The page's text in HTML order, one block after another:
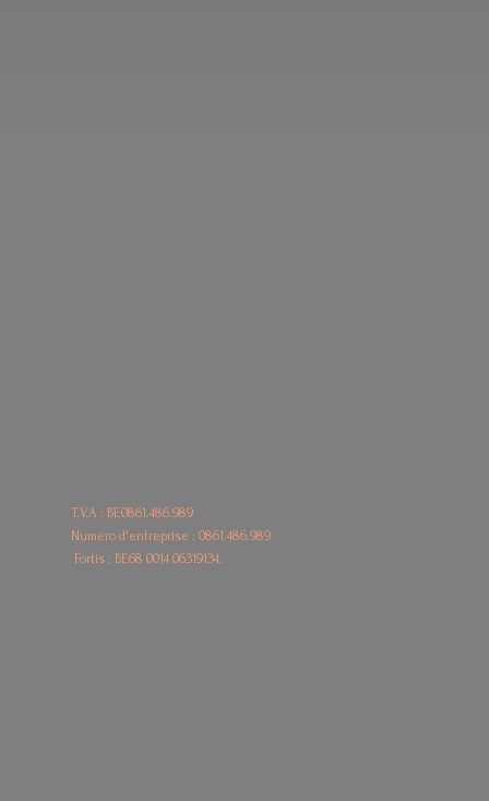
T.V.A : BE0861.486.989
Numéro d'entreprise : 0861.486.989
Fortis : BE680014 06319134.